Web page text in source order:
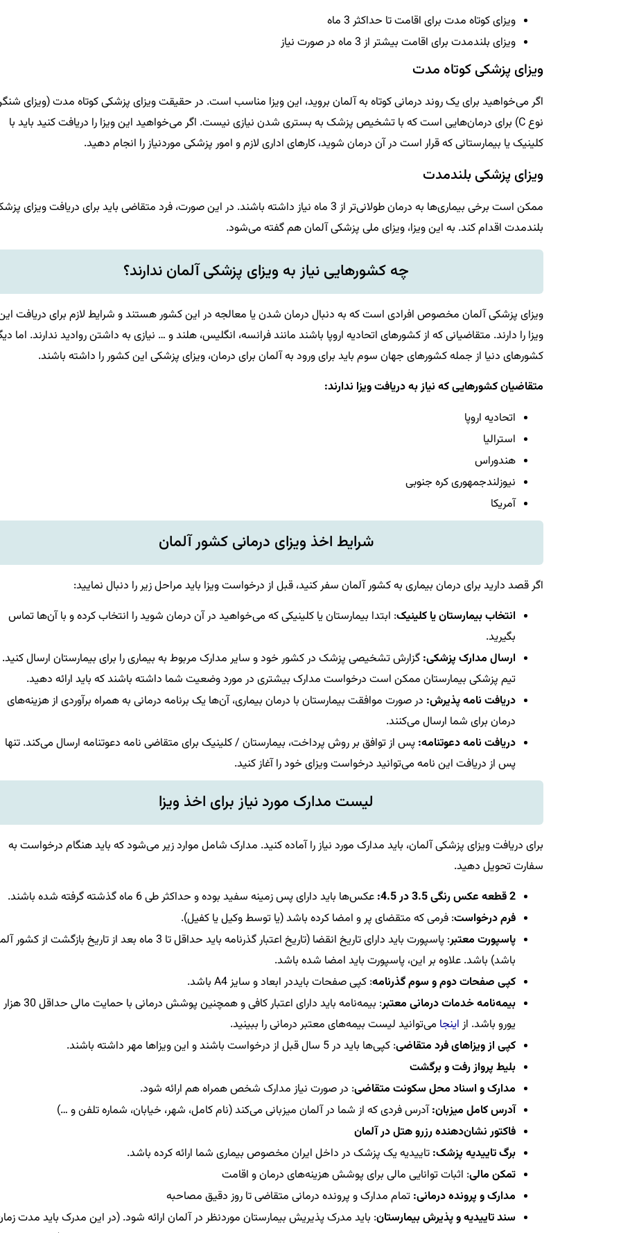
ویزای کوتاه مدت برای اقامت تا حداکثر 3 ماه
ویزای بلندمدت برای اقامت بیشتر از 3 ماه در صورت نیاز
ویزای پزشکی کوتاه مدت
اگر می‌خواهید برای یک روند درمانی کوتاه به آلمان بروید، این ویزا مناسب است. در حقیقت ویزای پزشکی کوتاه مدت (ویزای
نوع C) برای درمان‌هایی است که با تشخیص پزشک به بستری شدن نیازی نیست. اگر می‌خواهید این ویزا را دریافت کنید باید با
کلینیک یا بیمارستانی که قرار است در آن درمان شوید، کارهای اداری لازم و امور پزشکی موردنیاز را انجام دهید.
ویزای پزشکی بلندمدت
ممکن است برخی بیماری‌ها به درمان طولانی‌تر از 3 ماه نیاز داشته باشند. در این صورت، فرد متقاضی باید برای دریافت ویزای
بلندمدت اقدام کند. به این ویزا، ویزای ملی پزشکی آلمان هم گفته می‌شود.
چه کشورهایی نیاز به ویزای پزشکی آلمان ندارند؟
ویزای پزشکی آلمان مخصوص افرادی است که به دنبال درمان شدن یا معالجه در این کشور هستند و شرایط لازم برای دریافت
ویزا را دارند. متقاضیانی که از کشورهای اتحادیه اروپا باشند مانند فرانسه، انگلیس، هلند و … نیازی به داشتن روادید ندارند. اما
کشورهای دنیا از جمله کشورهای جهان سوم باید برای ورود به آلمان برای درمان، ویزای پزشکی این کشور را داشته باشند.
متقاضیان کشورهایی که نیاز به دریافت ویزا ندارند:
اتحادیه اروپا
استرالیا
هندوراس
نیوزلندجمهوری کره جنوبی
آمریکا
شرایط اخذ ویزای درمانی کشور آلمان
اگر قصد دارید برای درمان بیماری به کشور آلمان سفر کنید، قبل از درخواست ویزا باید مراحل زیر را دنبال نمایید:
انتخاب بیمارستان یا کلینیک: ابتدا بیمارستان یا کلینیکی که می‌خواهید در آن درمان شوید را انتخاب کرده و با آن‌ها تماس
بگیرید.
ارسال مدارک پزشکی: گزارش تشخیصی پزشک در کشور خود و سایر مدارک مربوط به بیماری را برای بیمارستان ارسال کنید.
تیم پزشکی بیمارستان ممکن است درخواست مدارک بیشتری در مورد وضعیت شما داشته باشند که باید ارائه دهید.
دریافت نامه پذیرش: در صورت موافقت بیمارستان با درمان بیماری، آن‌ها یک برنامه درمانی به همراه برآوردی از هزینه‌های
درمان برای شما ارسال می‌کنند.
دریافت نامه دعوتنامه: پس از توافق بر روش پرداخت، بیمارستان / کلینیک برای متقاضی نامه دعوتنامه ارسال می‌کند. تنها
پس از دریافت این نامه می‌توانید درخواست ویزای خود را آغاز کنید.
لیست مدارک مورد نیاز برای اخذ ویزا
برای دریافت ویزای پزشکی آلمان، باید مدارک مورد نیاز را آماده کنید. مدارک شامل موارد زیر می‌شود که باید هنگام درخواست به
سفارت تحویل دهید.
2 قطعه عکس رنگی 3.5 در 4.5:
عکس‌ها باید دارای پس زمینه سفید بوده و حداکثر طی 6 ماه گذشته گرفته شده باشند.
فرم درخواست: فرمی که متقضای پر و امضا کرده باشد (یا توسط وکیل یا کفیل).
پاسپورت معتبر
: پاسپورت باید دارای تاریخ انقضا (تاریخ اعتبار گذرنامه باید حداقل تا 3 ماه بعد از تاریخ بازگشت از
باشد) باشد. علاوه بر این، پاسپورت باید امضا شده باشد.
کپی صفحات دوم و سوم گذرنامه: کپی صفحات بایددر ابعاد و سایز A4 باشد.
بیمه‌نامه خدمات درمانی معتبر
: بیمه‌نامه باید دارای اعتبار کافی و همچنین پوشش درمانی با حمایت مالی حداقل 30 هزار
یورو باشد. از اینجا می‌توانید لیست بیمه‌های معتبر درمانی را ببینید.
کپی از ویزاهای فرد متقاضی: کپی‌ها باید در 5 سال قبل از درخواست باشند و این ویزاها مهر داشته باشند.
بلیط پرواز رفت و برگشت
مدارک و اسناد محل سکونت متقاضی: در صورت نیاز مدارک شخص همراه هم ارائه شود.
آدرس کامل میزبان:آدرس فردی که از شما در آلمان میزبانی می‌کند (نام کامل، شهر، خیابان، شماره تلفن و …)
فاکتور نشان‌دهنده رزرو هتل در آلمان
برگ تاییدیه پزشک: تاییدیه یک پزشک در داخل ایران مخصوص بیماری شما ارائه کرده باشد.
تمکن مالی: اثبات توانایی مالی برای پوشش هزینه‌های درمان و اقامت
مدارک و پرونده درمانی: تمام مدارک و پرونده درمانی متقاضی تا روز دقیق مصاحبه
سند تاییدیه و پذیرش بیمارستان: باید مدرک پذیریش بیمارستان موردنظر در آلمان ارائه شود. (در این مدرک باید مدت